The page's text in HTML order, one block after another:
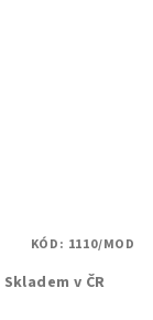
Skladem v ČR
KÓD: 1110/MOD